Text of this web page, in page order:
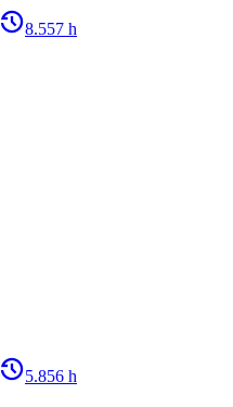
history_28.557 h
history_25.856 h